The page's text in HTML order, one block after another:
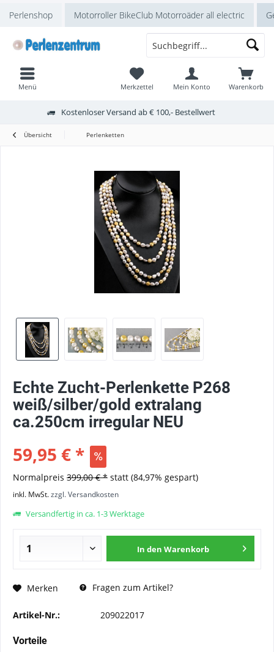
Perlenshop Motorroller BikeClub Motorroäder all electric
Kostenloser Versand ab € 100,- Bestellwert
Warenkorb
Merkzettel Mein Konto
Menü
Übersicht Perlenketten
Echte Zucht-Perlenkette P268
weiß/silber/gold extralang
ca.250cm irregular NEU
59,95 € *
Normalpreis 399,00 € * statt (84,97% gespart)
inkl. MwSt.zzgl. Versandkosten
Versandfertig in ca. 1-3 Werktage
In den Warenkorb
Merken Fragen zum Artikel?
Artikel-Nr.: 209022017
Vorteile